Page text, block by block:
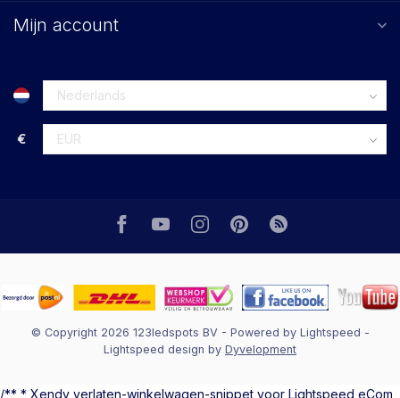
Mijn account
€
© Copyright 2026 123ledspots BV- Powered by Lightspeed -
Lightspeed design by Dyvelopment
/** * Xendy verlaten-winkelwagen-snippet voor Lightspeed eCom